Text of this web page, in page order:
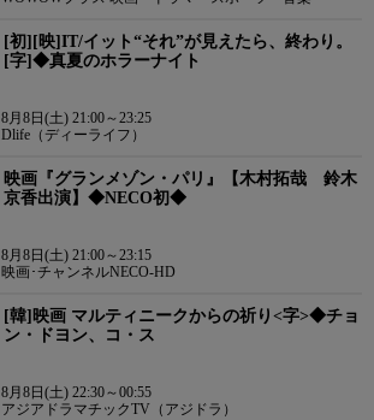
[初][映]IT/イット“それ”が見えたら、終わり。
[字]◆真夏のホラーナイト
8月8日(土) 21:00～23:25
Dlife（ディーライフ）
映画『グランメゾン・パリ』【木村拓哉 鈴木
京香出演】◆NECO初◆
8月8日(土) 21:00～23:15
映画･チャンネルNECO-HD
[韓]映画 マルティニークからの祈り<字>◆チョ
ン・ドヨン、コ・ス
8月8日(土) 22:30～00:55
アジアドラマチックTV（アジドラ）